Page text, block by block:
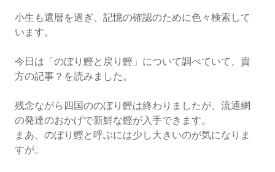
小生も還暦を過ぎ、記憶の確認のために色々検索して
います。
今日は「のぼり鰹と戻り鰹」について調べていて、貴
方の記事？を読みました。
残念ながら四国ののぼり鰹は終わりましたが、流通網
の発達のおかげで新鮮な鰹が入手できます。
まあ、のぼり鰹と呼ぶには少し大きいのが気になりま
すが。